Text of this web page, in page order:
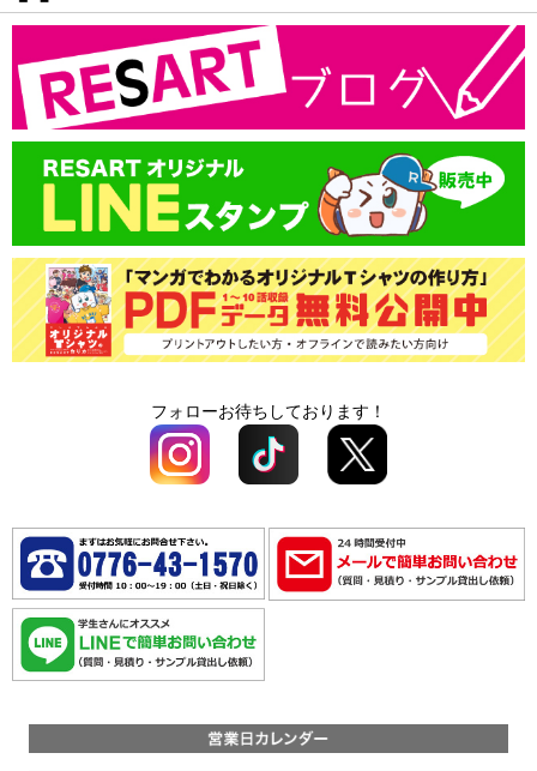
プリントサイズ
書体一覧
プリント色
プリントサイズ
書体一覧
カッティングプリント料金
版代
オプション料
返品・交換・キャンセル
支払方法
領収書の発行
版代
オプション料
フォローお待ちしております！